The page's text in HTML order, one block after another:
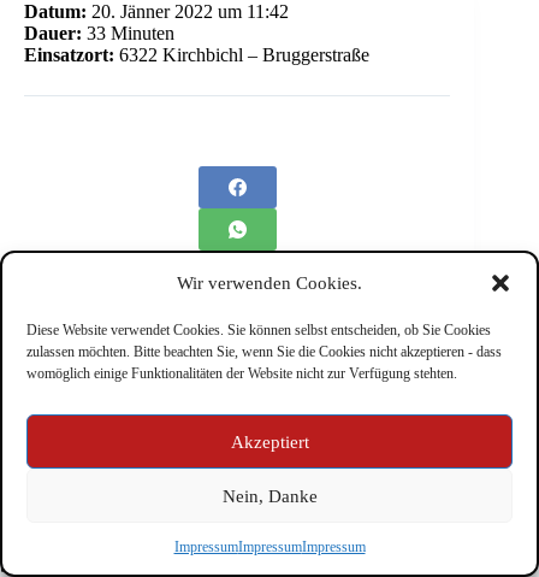
Wir verwenden Cookies.
Diese Website verwendet Cookies. Sie können selbst entscheiden, ob Sie Cookies
zulassen möchten. Bitte beachten Sie, wenn Sie die Cookies nicht akzeptieren - dass
womöglich einige Funktionalitäten der Website nicht zur Verfügung stehten.
Akzeptiert
Nein, Danke
ImpressumImpressumImpressum
Datum: 20. Jänner 2022 um 11:42
Dauer: 33 Minuten
Einsatzort: 6322 Kirchbichl – Bruggerstraße
Copyright © Feuerwehr Kirchbichl 2026 - WordPress Theme
by